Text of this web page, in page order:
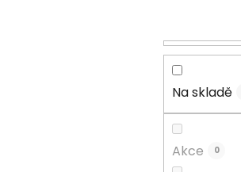
Na skladě
Akce 0